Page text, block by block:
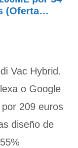
(Oferta
Vac Hybrid.
o Google
209 euros
diseño de